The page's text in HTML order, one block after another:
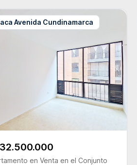
Avenida Cundinamarca
en Venta en el Conjunto